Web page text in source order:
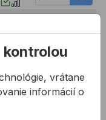
vrátane
informácií o